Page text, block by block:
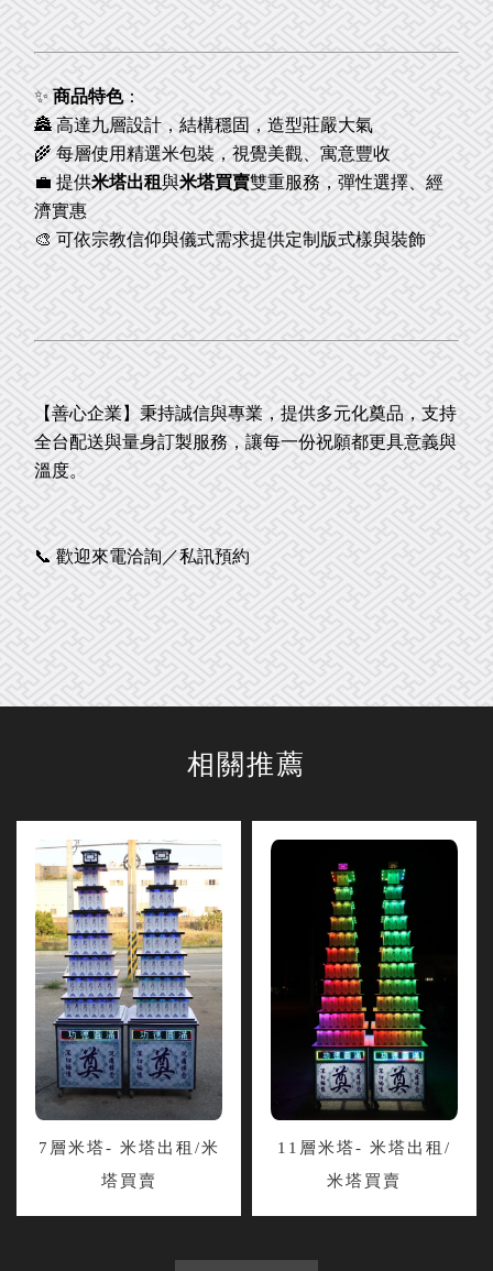
✨商品特色：
🏯 高達九層設計，結構穩固，造型莊嚴大氣
🌾 每層使用精選米包裝，視覺美觀、寓意豐收
💼 提供米塔出租與米塔買賣雙重服務，彈性選擇、經
濟實惠
🎨 可依宗教信仰與儀式需求提供定制版式樣與裝飾
【善心企業】秉持誠信與專業，提供多元化奠品，支持
全台配送與量身訂製服務，讓每一份祝願都更具意義與
溫度。
📞 歡迎來電洽詢／私訊預約
7層米塔- 米塔出租/米
塔買賣
11層米塔- 米塔出租/
米塔買賣